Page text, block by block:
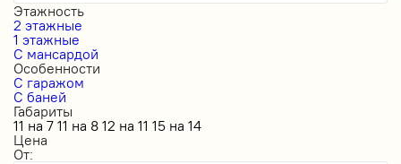
Этажность
2 этажные
1 этажные
С мансардой
Особенности
С гаражом
С баней
Габариты
11 на 7 11 на 8 12 на 11 15 на 14
Цена
От: